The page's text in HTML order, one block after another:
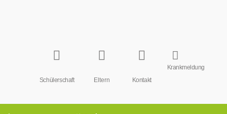
Schülerschaft Eltern Kontakt
Krankmeldung